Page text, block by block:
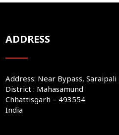
ADDRESS
Address: Near Bypass, Saraipali
District : Mahasamund
Chhattisgarh – 493554
India